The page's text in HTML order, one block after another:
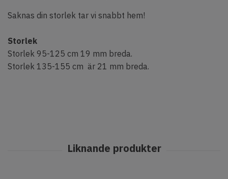
Saknas din storlek tar vi snabbt hem!
Storlek
Storlek 95-125 cm 19 mm breda.
Storlek 135-155 cm är 21 mm breda.